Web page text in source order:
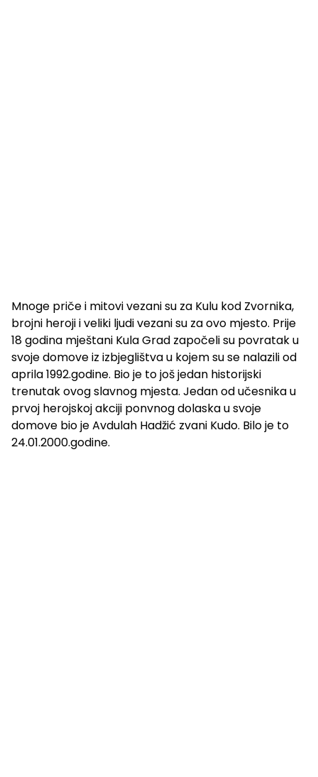
Mnoge priče i mitovi vezani su za Kulu kod Zvornika,
brojni heroji i veliki ljudi vezani su za ovo mjesto. Prije
18 godina mještani Kula Grad započeli su povratak u
svoje domove iz izbjeglištva u kojem su se nalazili od
aprila 1992.godine. Bio je to još jedan historijski
trenutak ovog slavnog mjesta. Jedan od učesnika u
prvoj herojskoj akciji ponvnog dolaska u svoje
domove bio je Avdulah Hadžić zvani Kudo. Bilo je to
24.01.2000.godine.